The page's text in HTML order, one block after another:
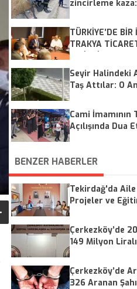
zincirleme
TÜRKİYE’DE BİR
TRAKYA
GEÇİYOR
Seyir Halindeki
Taş Attılar: O
Cami İmamının
Açılışında Dua
BENZER HABERLER
Tekirdağ'da Aile
Projeler ve
Çerkezköy’de
149 Milyon
Çerkezköy’de
326 Aranan